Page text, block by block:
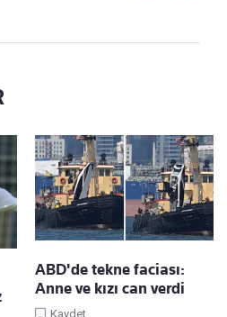
ABD'de tekne faciası:
Anne ve kızı can verdi
Kaydet